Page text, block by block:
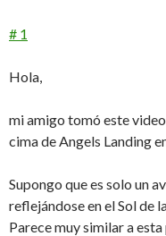
# 1
Hola,
mi amigo tomó este
cima de Angels Landing
Supongo que es solo un
reflejándose en el Sol de
Parece muy similar a